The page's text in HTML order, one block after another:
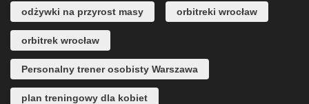
odżywki na przyrost masy orbitreki wrocław
orbitrek wrocław
Personalny trener osobisty Warszawa
plan treningowy dla kobiet